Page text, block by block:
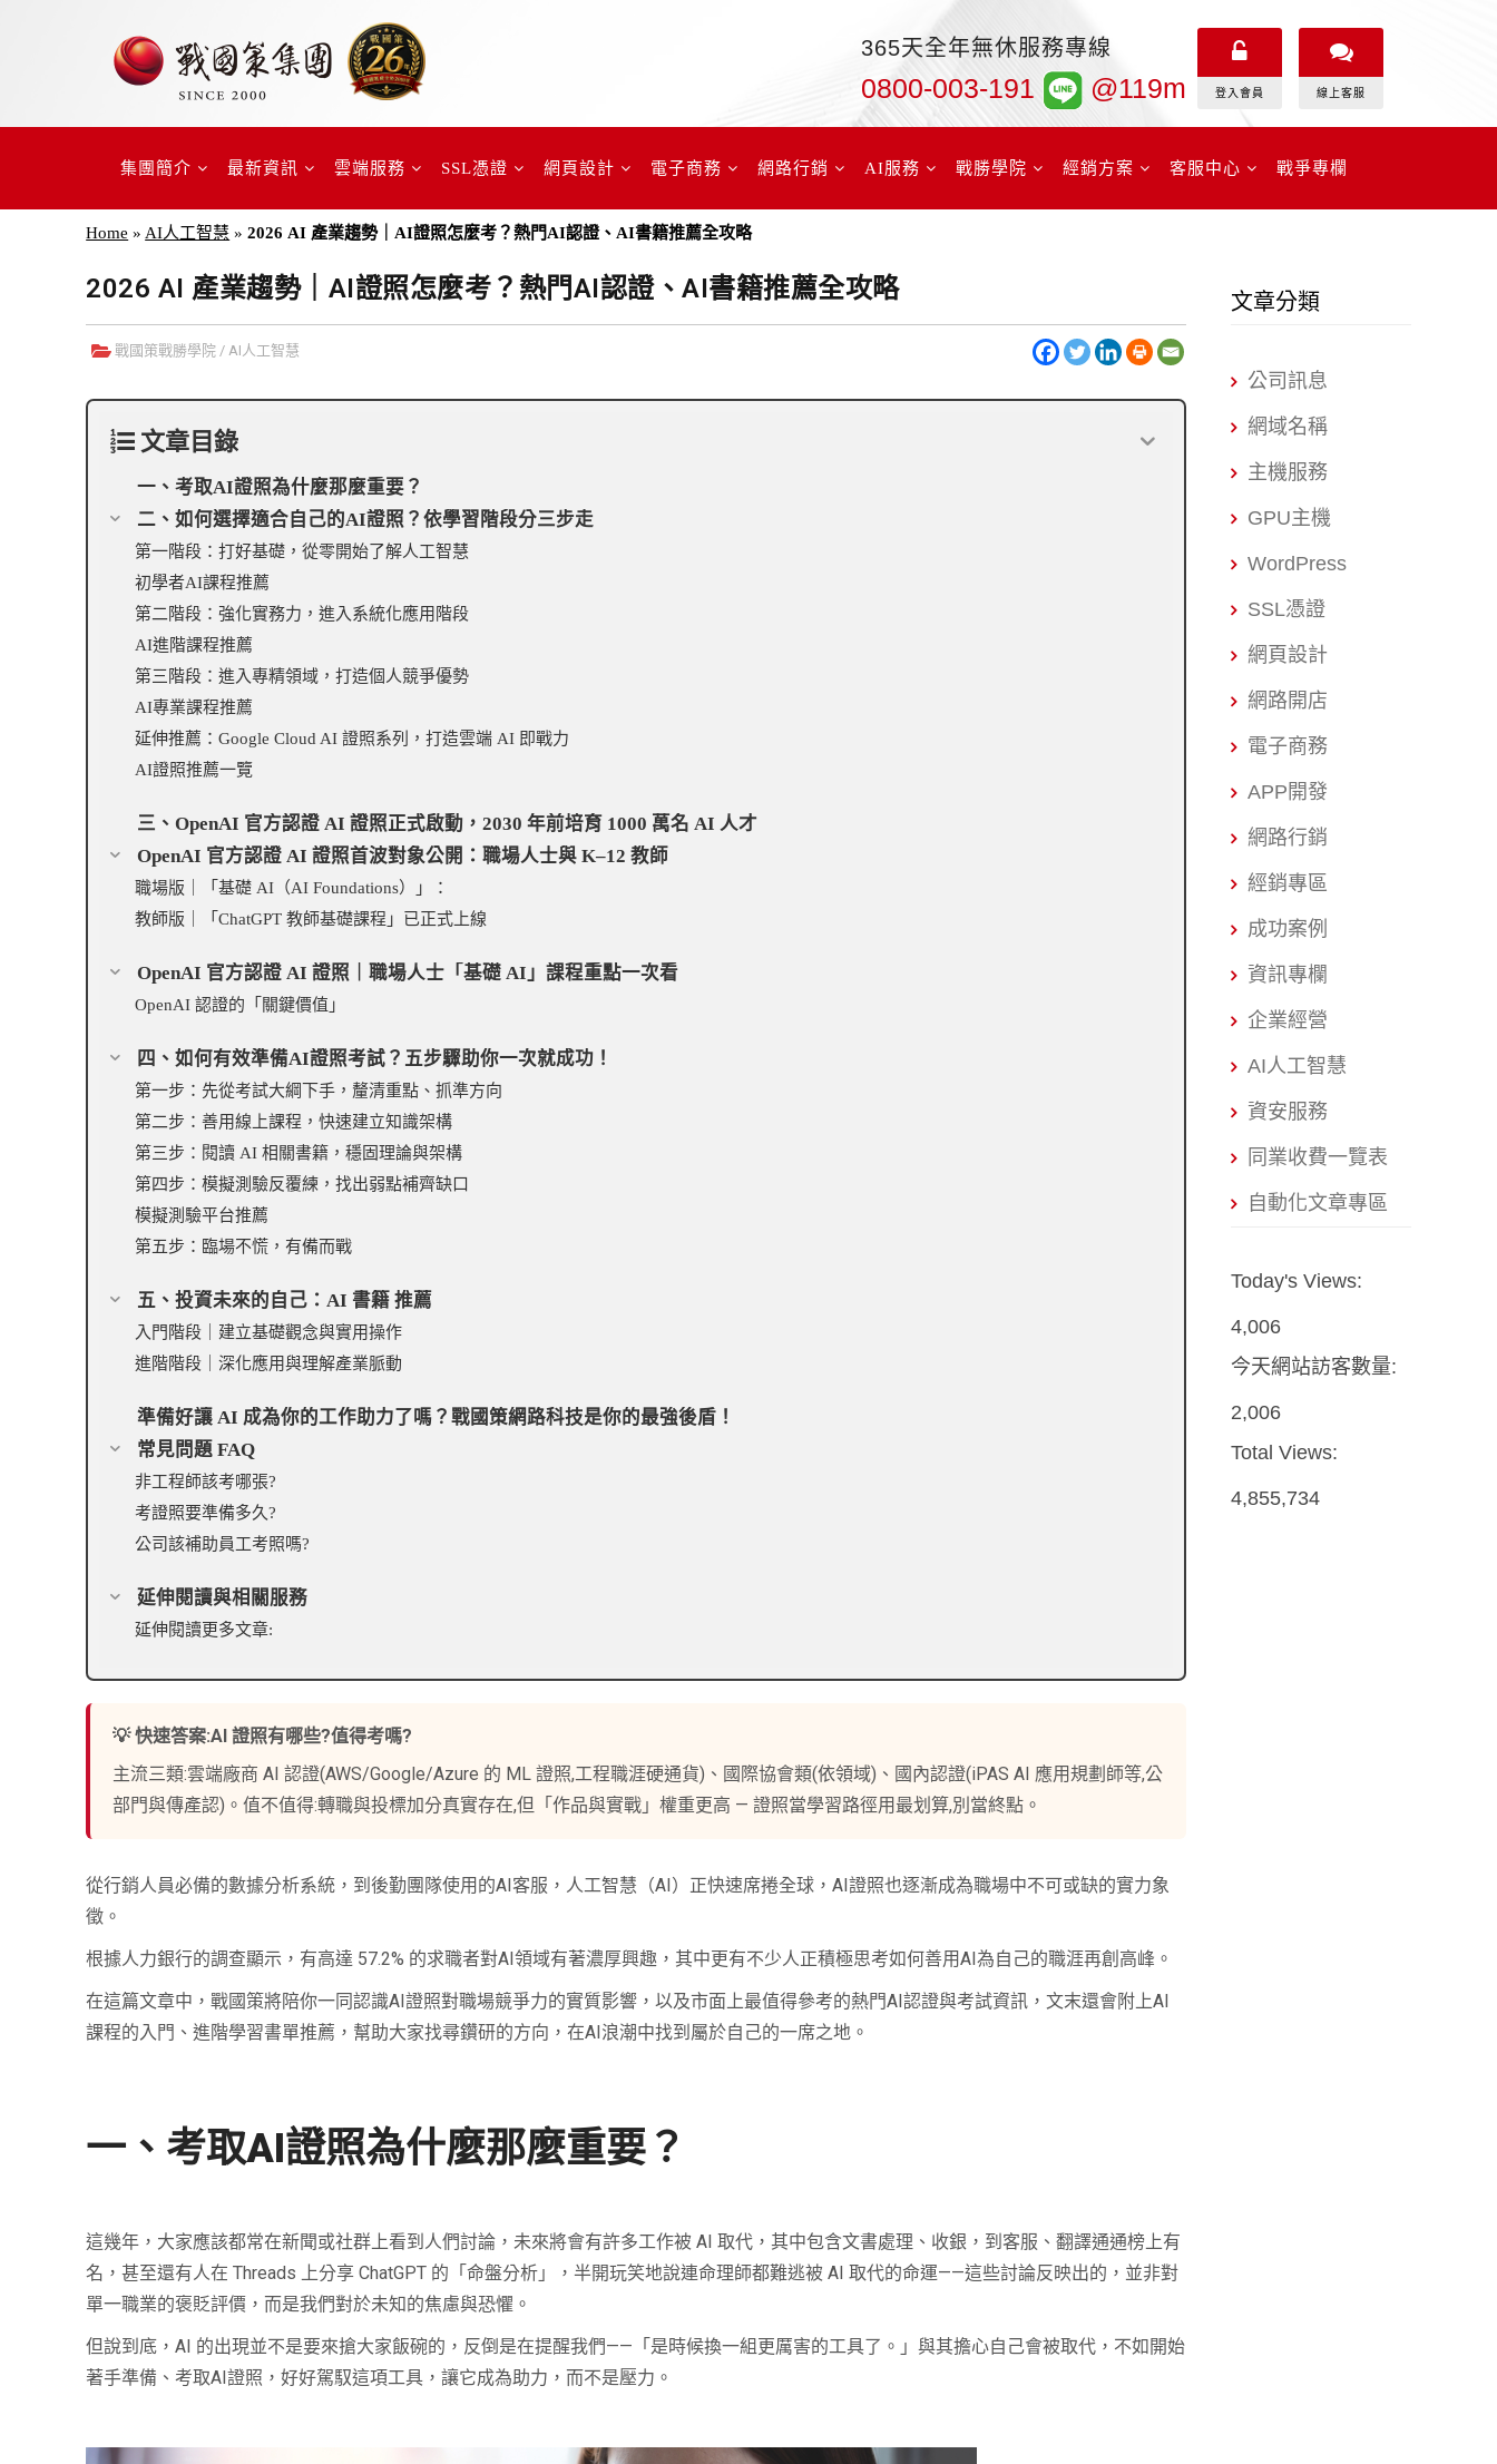
365天全年無休服務專線
0800-003-191 @119m 登入會員 線上客服
集團簡介 最新資訊 雲端服務 SSL憑證 網頁設計 電子商務 網路行銷 AI服務 戰勝學院 經銷方案 客服中心 戰爭專欄
Home »AI人工智慧 »2026 AI 產業趨勢｜AI證照怎麼考？熱門AI認證、AI書籍推薦全攻略
2026 AI 產業趨勢｜AI證照怎麼考？熱門AI認證、AI書籍推薦全攻略
戰國策戰勝學院 /AI人工智慧
文章目錄
一、考取AI證照為什麼那麼重要？
二、如何選擇適合自己的AI證照？依學習階段分三步走
第一階段：打好基礎，從零開始了解人工智慧
初學者AI課程推薦
第二階段：強化實務力，進入系統化應用階段
AI進階課程推薦
第三階段：進入專精領域，打造個人競爭優勢
AI專業課程推薦
延伸推薦：Google Cloud AI 證照系列，打造雲端 AI 即戰力
AI證照推薦一覽
三、OpenAI 官方認證 AI 證照正式啟動，2030 年前培育 1000 萬名 AI 人才
OpenAI 官方認證 AI 證照首波對象公開：職場人士與 K–12 教師
職場版｜「基礎 AI（AI Foundations）」：
教師版｜「ChatGPT 教師基礎課程」已正式上線
OpenAI 官方認證 AI 證照｜職場人士「基礎 AI」課程重點一次看
OpenAI 認證的「關鍵價值」
四、如何有效準備AI證照考試？五步驟助你一次就成功！
第一步：先從考試大綱下手，釐清重點、抓準方向
第二步：善用線上課程，快速建立知識架構
第三步：閱讀 AI 相關書籍，穩固理論與架構
第四步：模擬測驗反覆練，找出弱點補齊缺口
模擬測驗平台推薦
第五步：臨場不慌，有備而戰
五、投資未來的自己：AI 書籍 推薦
入門階段｜建立基礎觀念與實用操作
進階階段｜深化應用與理解產業脈動
準備好讓 AI 成為你的工作助力了嗎？戰國策網路科技是你的最強後盾！
常見問題 FAQ
非工程師該考哪張?
考證照要準備多久?
公司該補助員工考照嗎?
延伸閱讀與相關服務
延伸閱讀更多文章:
💡 快速答案:AI 證照有哪些?值得考嗎?
主流三類:雲端廠商 AI 認證(AWS/Google/Azure 的 ML 證照,工程職涯硬通貨)、國際協會類(依領域)、國內認證(iPAS AI 應用規劃師等,公
部門與傳產認)。值不值得:轉職與投標加分真實存在,但「作品與實戰」權重更高 — 證照當學習路徑用最划算,別當終點。
從行銷人員必備的數據分析系統，到後勤團隊使用的AI客服，人工智慧（AI）正快速席捲全球，AI證照也逐漸成為職場中不可或缺的實力象
徵。
根據人力銀行的調查顯示，有高達 57.2% 的求職者對AI領域有著濃厚興趣，其中更有不少人正積極思考如何善用AI為自己的職涯再創高峰。
在這篇文章中，戰國策將陪你一同認識AI證照對職場競爭力的實質影響，以及市面上最值得參考的熱門AI認證與考試資訊，文末還會附上AI
課程的入門、進階學習書單推薦，幫助大家找尋鑽研的方向，在AI浪潮中找到屬於自己的一席之地。
一、考取AI證照為什麼那麼重要？
這幾年，大家應該都常在新聞或社群上看到人們討論，未來將會有許多工作被 AI 取代，其中包含文書處理、收銀，到客服、翻譯通通榜上有
名，甚至還有人在 Threads 上分享 ChatGPT 的「命盤分析」，半開玩笑地說連命理師都難逃被 AI 取代的命運——這些討論反映出的，並非對
單一職業的褒貶評價，而是我們對於未知的焦慮與恐懼。
但說到底，AI 的出現並不是要來搶大家飯碗的，反倒是在提醒我們——「是時候換一組更厲害的工具了。」與其擔心自己會被取代，不如開始
著手準備、考取AI證照，好好駕馭這項工具，讓它成為助力，而不是壓力。
文章分類
公司訊息
網域名稱
主機服務
GPU主機
WordPress
SSL憑證
網頁設計
網路開店
電子商務
APP開發
網路行銷
經銷專區
成功案例
資訊專欄
企業經營
AI人工智慧
資安服務
同業收費一覽表
自動化文章專區
Today's Views:
4,006
今天網站訪客數量:
2,006
Total Views:
4,855,734